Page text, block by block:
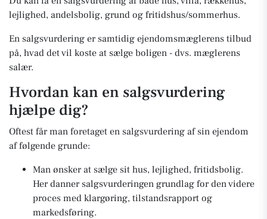
lejlighed, andelsbolig, grund og fritidshus/sommerhus.
En salgsvurdering er samtidig ejendomsmæglerens tilbud
på, hvad det vil koste at sælge boligen - dvs. mæglerens
salær.
Hvordan kan en salgsvurdering
hjælpe dig?
Oftest får man foretaget en salgsvurdering af sin ejendom
af følgende grunde:
Man ønsker at sælge sit hus, lejlighed, fritidsbolig.
Her danner salgsvurderingen grundlag for den videre
proces med klargøring, tilstandsrapport og
markedsføring.